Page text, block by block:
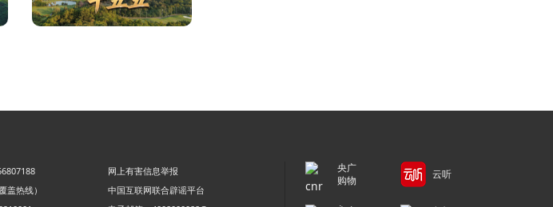
网上有害信息举报
盖热线）
中国互联网联合辟谣平台
央广
购物
云听